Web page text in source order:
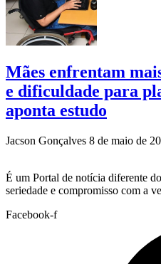
Mães enfrentam
e dificuldade para
aponta estudo
Jacson Gonçalves 8 de maio de
É um Portal de notícia diferente
seriedade e compromisso com a
Facebook-f